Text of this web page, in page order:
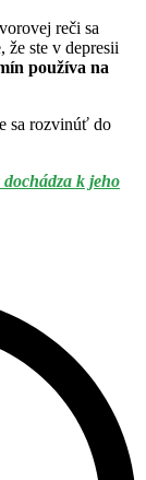
reči sa
že ste v depresii
používa na
sa rozvinúť do
k jeho